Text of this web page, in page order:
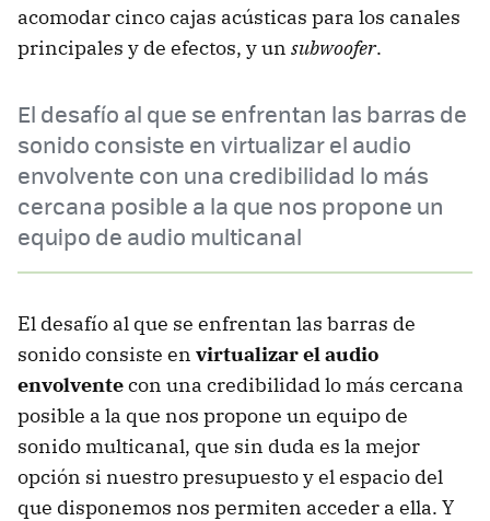
acomodar cinco cajas acústicas para los canales
principales y de efectos, y un subwoofer.
El desafío al que se enfrentan las barras de
sonido consiste en virtualizar el audio
envolvente con una credibilidad lo más
cercana posible a la que nos propone un
equipo de audio multicanal
El desafío al que se enfrentan las barras de
sonido consiste en virtualizar el audio
envolventecon una credibilidad lo más cercana
posible a la que nos propone un equipo de
sonido multicanal, que sin duda es la mejor
opción si nuestro presupuesto y el espacio del
que disponemos nos permiten acceder a ella. Y